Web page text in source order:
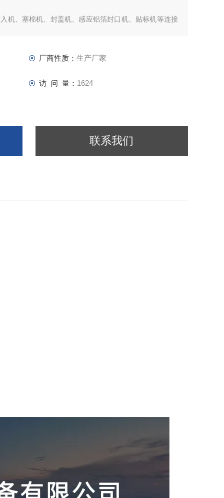
机、塞棉机、封盖机、感应铝箔封口机、贴标机等连接
厂商性质： 生产厂家
访 问 量： 1624
联系我们